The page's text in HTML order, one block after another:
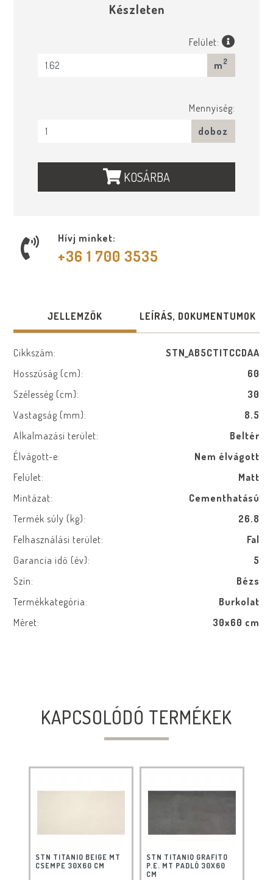
Készleten
Felület:
m 2
Mennyiség:
doboz
KOSÁRBA
Hívj minket:
+36 1 700 3535
JELLEMZŐK LEÍRÁS, DOKUMENTUMOK
Cikkszám:
STN_AB5CTITCCDAA
Hosszúság (cm):
60
Szélesség (cm):
30
Vastagság (mm):
8.5
Alkalmazási terület:
Beltér
Élvágott-e:
Nem élvágott
Felület:
Matt
Mintázat:
Cementhatású
Termék súly (kg):
26.8
Felhasználási terület:
Fal
Garancia idő (év):
5
Szín:
Bézs
Termékkategória:
Burkolat
Méret:
30x60 cm
KAPCSOLÓDÓ TERMÉKEK
STN TITANIO BEIGE MT
CSEMPE 30X60 CM
STN TITANIO GRAFITO
P.E. MT PADLÓ 30X60
CM